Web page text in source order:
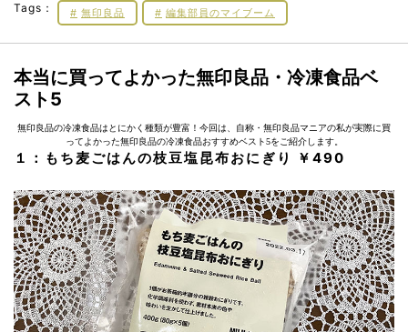
Tags： 無印良品 編集部員のマイブーム
本当に買ってよかった無印良品・冷凍食品ベ
スト5
無印良品の冷凍食品はとにかく種類が豊富！今回は、自称・無印良品マニアの私が実際に買
ってよかった無印良品の冷凍食品おすすめベスト5をご紹介します。
１：もち麦ごはんの枝豆塩昆布おにぎり ￥490